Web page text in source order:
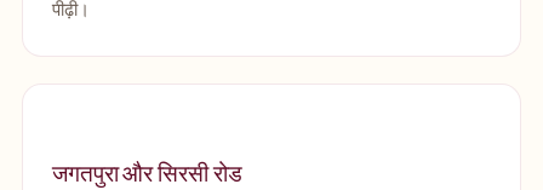
पीढ़ी।
जगतपुरा और सिरसी रोड